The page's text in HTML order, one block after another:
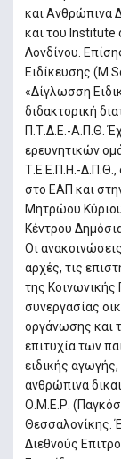
και Ανθρώπινα
και του Institute
Λονδίνου.
Ειδίκευσης
«Δίγλωσση
διδακτορική
Π.Τ.Δ.Ε.-Α.Π.Θ.
ερευνητικών
Τ.Ε.Ε.Π.Η.-Δ.Π.Θ.,
στο ΕΑΠ και
Μητρώου
Κέντρου
Οι
αρχές, τις
της
συνεργασίας
οργάνωσης και
επιτυχία των
ειδικής
ανθρώπινα
Ο.Μ.Ε.Ρ.
Θεσσαλονίκης.
Διεθνούς